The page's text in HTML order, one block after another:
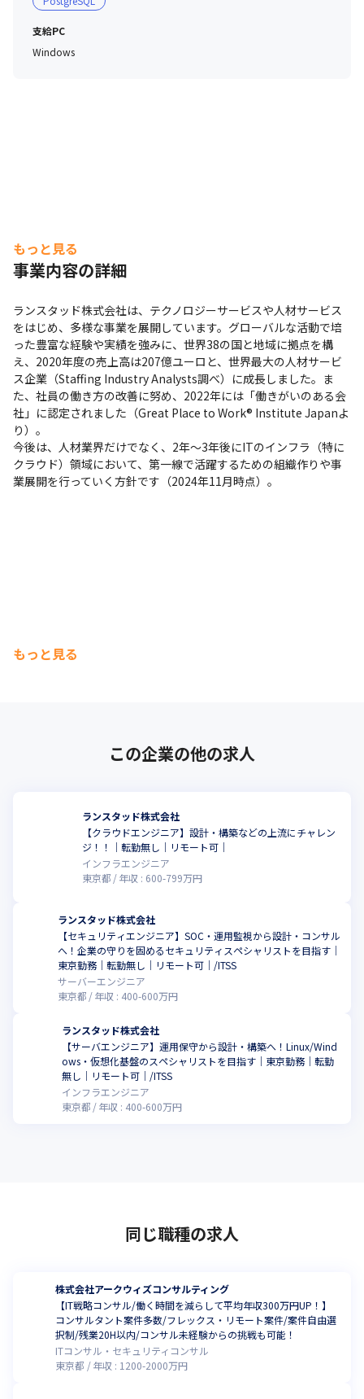
支給PC
Windows
もっと見る
事業内容の詳細
ランスタッド株式会社は、テクノロジーサービスや人材サービス
をはじめ、多様な事業を展開しています。グローバルな活動で培
った豊富な経験や実績を強みに、世界38の国と地域に拠点を構
え、2020年度の売上高は207億ユーロと、世界最大の人材サービ
ス企業（Staffing Industry Analysts調べ）に成長しました。ま
た、社員の働き方の改善に努め、2022年には「働きがいのある会
社」に認定されました（Great Place to Work® Institute Japanよ
り）。
今後は、人材業界だけでなく、2年～3年後にITのインフラ（特に
クラウド）領域において、第一線で活躍するための組織作りや事
業展開を行っていく方針です（2024年11月時点）。
もっと見る
この企業の他の求人
ランスタッド株式会社
【クラウドエンジニア】設計・構築などの上流にチャレン
ジ！！｜転勤無し｜リモート可｜
インフラエンジニア
東京都
年収 : 600-799万円
ランスタッド株式会社
【セキュリティエンジニア】SOC・運用監視から設計・コンサル
へ！企業の守りを固めるセキュリティスペシャリストを目指す｜
東京勤務｜転勤無し｜リモート可｜/ITSS
サーバーエンジニア
東京都
年収 : 400-600万円
ランスタッド株式会社
【サーバエンジニア】運用保守から設計・構築へ！Linux/Wind
ows・仮想化基盤のスペシャリストを目指す｜東京勤務｜転勤
無し｜リモート可｜/ITSS
インフラエンジニア
東京都
年収 : 400-600万円
同じ職種の求人
株式会社アークウィズコンサルティング
【IT戦略コンサル/働く時間を減らして平均年収300万円UP！】
コンサルタント案件多数/フレックス・リモート案件/案件自由選
択制/残業20H以内/コンサル未経験からの挑戦も可能！
ITコンサル・セキュリティコンサル
東京都
年収 : 1200-2000万円